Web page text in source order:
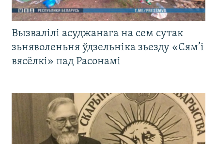
Вызвалілі асуджанага на сем сутак
зьняволеньня ўдзельніка зьезду «Сям’і
вясёлкі» пад Расонамі